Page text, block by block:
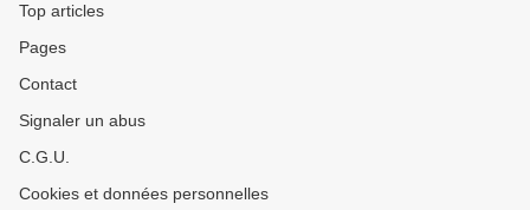
Top articles
Pages
Contact
Signaler un abus
C.G.U.
Cookies et données personnelles